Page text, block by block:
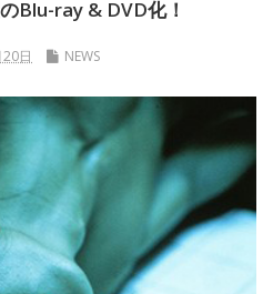
Blu-ray & DVD化！
日 NEWS